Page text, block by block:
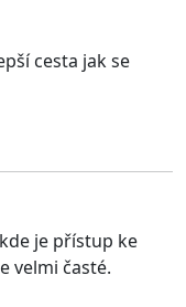
cesta jak se
je přístup ke
velmi časté.